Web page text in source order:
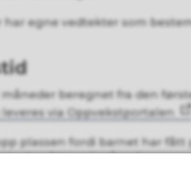
egne vedtekter som
måneder beregnet fra den
via Oppvekstportalen
plassen fordi barnet har
1 måned.